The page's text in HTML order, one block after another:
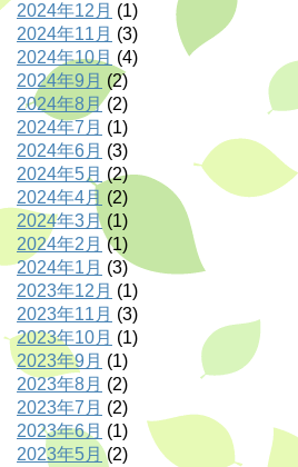
2024年12月 (1)
2024年11月 (3)
2024年10月 (4)
2024年9月 (2)
2024年8月(2)
2024年7月 (1)
2024年6月 (3)
2024年5月 (2)
2024年4月 (2)
2024年3月 (1)
2024年2月 (1)
2024年1月 (3)
2023年12月 (1)
2023年11月 (3)
2023年10月 (1)
2023年9月 (1)
2023年8月 (2)
2023年7月 (2)
2023年6月 (1)
2023年5月 (2)